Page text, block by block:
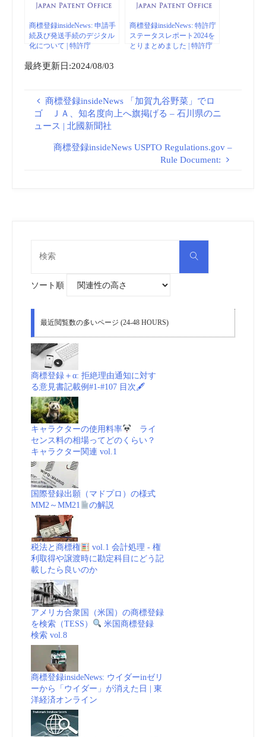
商標登録insideNews: 申請手
続及び発送手続のデジタル
化について | 特許庁
商標登録insideNews: 特許庁
ステータスレポート2024を
とりまとめました | 特許庁
最終更新日:2024/08/03
商標登録insideNews 「加賀九谷野菜」でロ
ゴ ＪＡ、知名度向上へ旗掲げる – 石川県のニ
ュース | 北國新聞社
商標登録insideNews USPTO Regulations.gov –
Rule Document:
検
ソート順
最近閲覧数の多いページ (24-48 HOURS)
商標登録＋α: 拒絶理由通知に対す
る意見書記載例#1-#107 目次🖋
キャラクターの使用料率
ライ
センス料の相場ってどのくらい？
キャラクター関連 vol.1
国際登録出願（マドプロ）の様式
MM2～MM21
の解説
税法と商標権
vol.1 会計処理 - 権
利取得や譲渡時に勘定科目にどう記
載したら良いのか
アメリカ合衆国（米国）の商標登録
を検索（TESS）
米国商標登録
検索 vol.8
商標登録insideNews: ウイダーinゼリ
ーから「ウイダー」が消えた日 | 東
洋経済オンライン